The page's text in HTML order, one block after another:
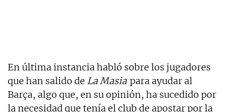
En última instancia habló sobre los jugadores
que han salido de La Masia para ayudar al
Barça, algo que, en su opinión, ha sucedido por
la necesidad que tenía el club de apostar por la